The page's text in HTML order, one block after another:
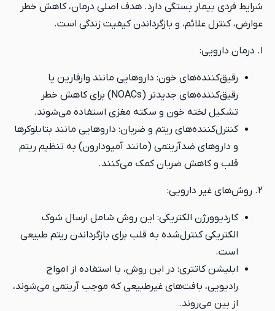
شرایط فردی بیمار بستگی دارد. هدف اصلی درمان، کاهش خطر
عوارض، کنترل علائم، و بازگرداندن کیفیت زندگی است.
۱. درمان دارویی:
رقیق‌کننده‌های خون: داروهایی مانند وارفارین یا
رقیق‌کننده‌های جدیدتر (NOACs) برای کاهش خطر
تشکیل لخته خون و سکته مغزی استفاده می‌شوند.
کنترل‌کننده‌های ریتم و ضربان: داروهایی مانند بتابلوکرها
و داروهای ضدآریتمی (مانند آمیودارون) به تنظیم ریتم
قلب و کاهش ضربان کمک می‌کنند.
۲. روش‌های غیر دارویی:
کاردیوورژن الکتریکی: این روش شامل ارسال شوک
الکتریکی کنترل‌شده به قلب برای بازگرداندن ریتم طبیعی
است.
ابلیشن کاتتری: در این روش، با استفاده از امواج
رادیویی، بافت‌های غیرطبیعی که موجب آریتمی می‌شوند،
از بین می‌روند.